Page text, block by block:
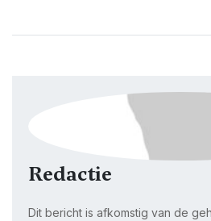
Redactie
Dit bericht is afkomstig van de